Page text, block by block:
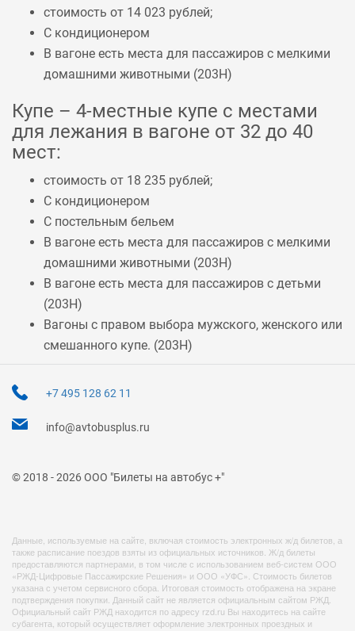
стоимость от 14 023 рублей;
С кондиционером
В вагоне есть места для пассажиров с мелкими
домашними животными (203Н)
Купе – 4-местные купе с местами
для лежания в вагоне от 32 до 40
мест:
стоимость от 18 235 рублей;
С кондиционером
С постельным бельем
В вагоне есть места для пассажиров с мелкими
домашними животными (203Н)
В вагоне есть места для пассажиров с детьми
(203Н)
Вагоны с правом выбора мужского, женского или
смешанного купе. (203Н)
+7 495 128 62 11
info@avtobusplus.ru
© 2018 - 2026 ООО "Билеты на автобус +"
Данные, используемые на сайте, включая стоимость электронных ж/д билетов, а
также расписание поездов взяты из официальных источников. Ж/д билеты
предоставляются партнерами, в том числе с использованием веб-систем ООО
«РЖД-Цифровые Пассажирские Решения» и ООО «УФС». Стоимость билетов
указана с учетом сервисного сбора. Итоговая стоимость отображена на экране
подтверждения покупки. Данный сайт не является официальным сайтом РЖД.
Официальный сайт РЖД находится по адресу rzd.ru Вы находитесь на сайте
субагента, который осуществляет оформление электронных проездных и